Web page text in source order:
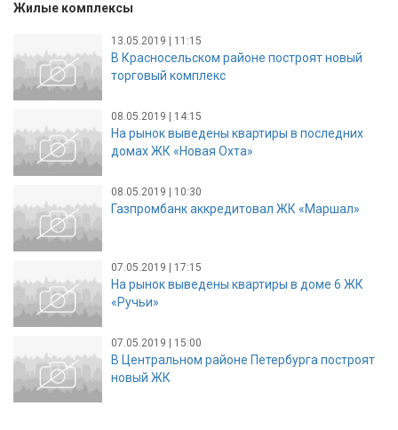
Жилые комплексы
13.05.2019 | 11:15
В Красносельском районе построят новый
торговый комплекс
08.05.2019 | 14:15
На рынок выведены квартиры в последних
домах ЖК «Новая Охта»
08.05.2019 | 10:30
Газпромбанк аккредитовал ЖК «Маршал»
07.05.2019 | 17:15
На рынок выведены квартиры в доме 6 ЖК
«Ручьи»
07.05.2019 | 15:00
В Центральном районе Петербурга построят
новый ЖК